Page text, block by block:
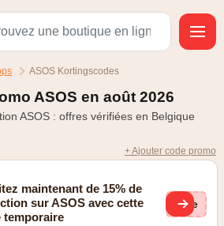
ASOS Kortingscodes
ASOS en août 2026
ASOS : offres vérifiées en Belgique
+ Ajouter code promo
maintenant de 15% de
sur ASOS avec cette
temporaire
(ge